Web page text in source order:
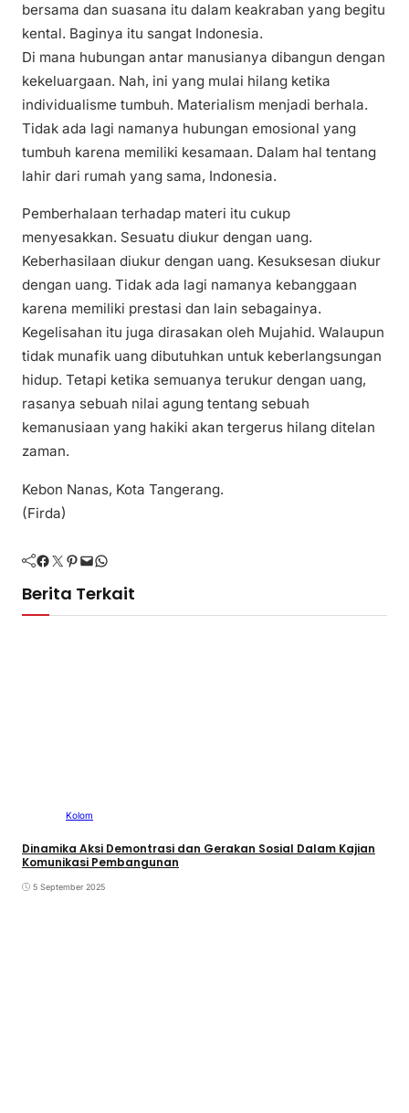
bersama dan suasana itu dalam keakraban yang begitu
kental. Baginya itu sangat Indonesia.
Di mana hubungan antar manusianya dibangun dengan
kekeluargaan. Nah, ini yang mulai hilang ketika
individualisme tumbuh. Materialism menjadi berhala.
Tidak ada lagi namanya hubungan emosional yang
tumbuh karena memiliki kesamaan. Dalam hal tentang
lahir dari rumah yang sama, Indonesia.
Pemberhalaan terhadap materi itu cukup
menyesakkan. Sesuatu diukur dengan uang.
Keberhasilaan diukur dengan uang. Kesuksesan diukur
dengan uang. Tidak ada lagi namanya kebanggaan
karena memiliki prestasi dan lain sebagainya.
Kegelisahan itu juga dirasakan oleh Mujahid. Walaupun
tidak munafik uang dibutuhkan untuk keberlangsungan
hidup. Tetapi ketika semuanya terukur dengan uang,
rasanya sebuah nilai agung tentang sebuah
kemanusiaan yang hakiki akan tergerus hilang ditelan
zaman.
Kebon Nanas, Kota Tangerang.
(Firda)
Facebook Twitter Pinterest Mail WhatsApp
Berita Terkait
Kolom
Dinamika Aksi Demontrasi dan Gerakan Sosial Dalam Kajian
Komunikasi Pembangunan
5 September 2025